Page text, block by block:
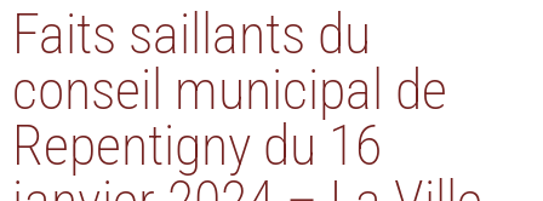
Faits saillants du
conseil municipal de
Repentigny du 16